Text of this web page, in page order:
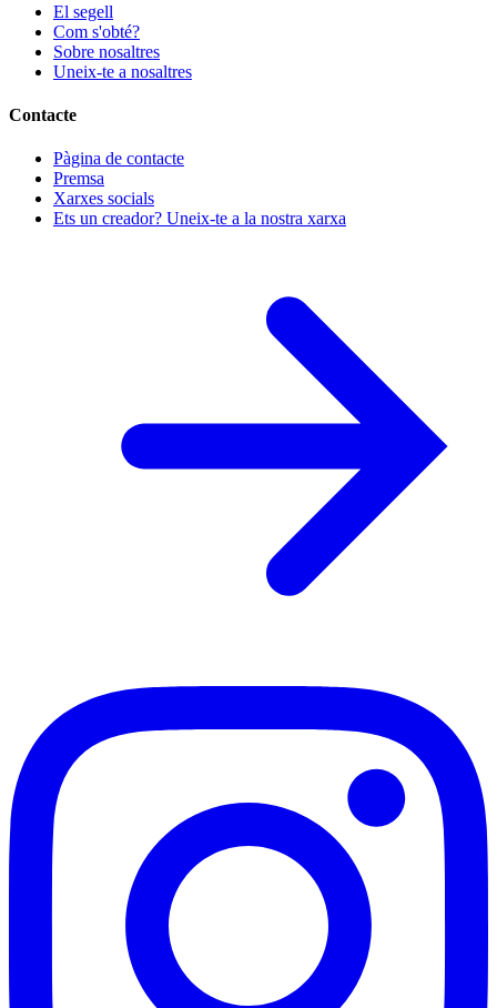
El segell
Com s'obté?
Sobre nosaltres
Uneix-te a nosaltres
Contacte
Pàgina de contacte
Premsa
Xarxes socials
Ets un creador? Uneix-te a la nostra xarxa